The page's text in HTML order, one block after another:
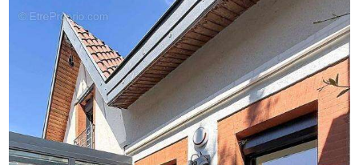
75[Coordonnées masquées]02 025 - CCI Paris IDF -
Caisse de Garantie : GALIAN Assurances 89 rue de la
Boétie 75008 Paris